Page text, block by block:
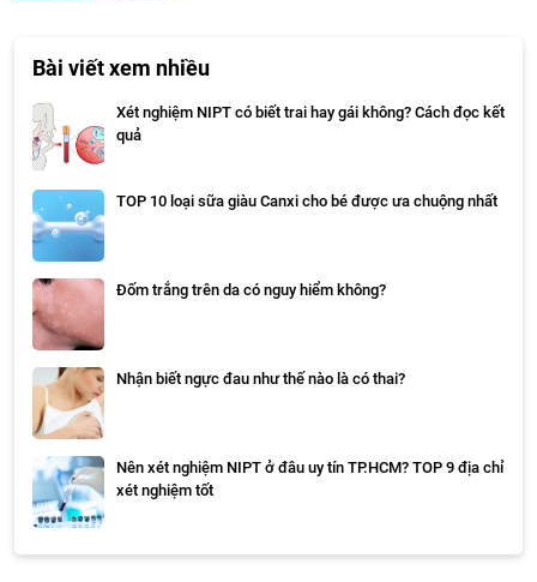
Bài viết xem nhiều
Xét nghiệm NIPT có biết trai hay gái không? Cách đọc kết
quả
TOP 10 loại sữa giàu Canxi cho bé được ưa chuộng nhất
Đốm trắng trên da có nguy hiểm không?
Nhận biết ngực đau như thế nào là có thai?
Nên xét nghiệm NIPT ở đâu uy tín TP.HCM? TOP 9 địa chỉ
xét nghiệm tốt